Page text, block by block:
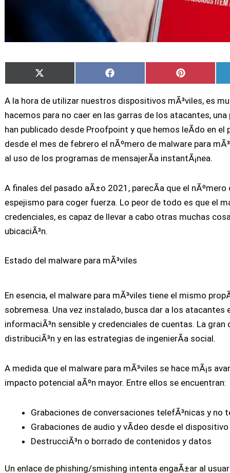
Compartir
en
X
(Twitter)
Compartir
en
Facebook
Compartir
en
Pinterest
A la hora de utilizar nuestros dispositivos mÃ³viles, es
hacemos para no caer en las garras de los atacantes,
han publicado desde Proofpoint y que hemos leÃ­do en el
desde el mes de febrero el nÃºmero de malware para
al uso de los programas de mensajerÃ­a instantÃ¡nea.
A finales del pasado aÃ±o 2021, parecÃ­a que el
espejismo para coger fuerza. Lo peor de todo es que el
credenciales, es capaz de llevar a cabo otras muchas
ubicaciÃ³n.
Estado del malware para mÃ³viles
En esencia, el malware para mÃ³viles tiene el mismo
sobremesa. Una vez instalado, busca dar a los
informaciÃ³n sensible y credenciales de cuentas. La
distribuciÃ³n y en las estrategias de ingenierÃ­a social.
A medida que el malware para mÃ³viles se hace mÃ¡s
impacto potencial aÃºn mayor. Entre ellos se encuentran:
Grabaciones de conversaciones telefÃ³nicas y no
Grabaciones de audio y vÃ­deo desde el dispositivo
DestrucciÃ³n o borrado de contenidos y datos
Un enlace de phishing/smishing intenta engaÃ±ar al